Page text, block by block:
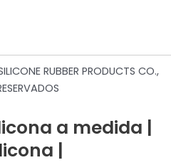
RUBBER PRODUCTS CO.,
a medida |
|